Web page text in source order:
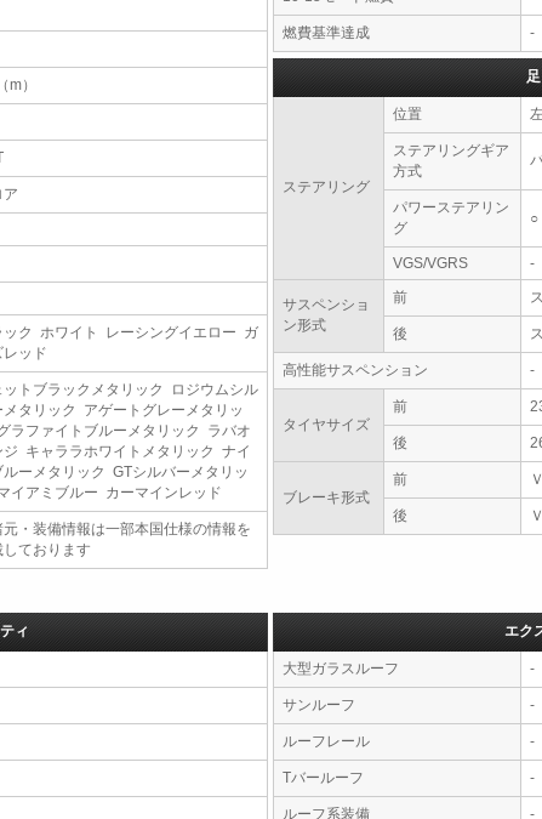
m）
ア
ック ホワイト レーシングイエロー ガ
レッド
ットブラックメタリック ロジウムシル
メタリック アゲートグレーメタリッ
ラファイトブルーメタリック ラバオ
ジ キャララホワイトメタリック ナイ
ルーメタリック GTシルバーメタリッ
イアミブルー カーマインレッド
・装備情報は一部本国仕様の情報を
しております
燃費基準達成 -
ステアリング
位置
ステアリングギア
方式
パワーステアリン
グ
○
VGS/VGRS -
サスペンショ
ン形式
前
後
高性能サスペンション -
タイヤサイズ
前
後
ブレーキ形式
前
後
ィ エク
大型ガラスルーフ -
サンルーフ -
ルーフレール -
Tバールーフ -
ルーフ系装備 -